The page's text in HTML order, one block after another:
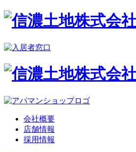
会社概要
店舗情報
採用情報